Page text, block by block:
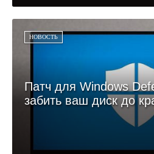
НОВОСТЬ
Патч для Windows
забить ваш диск до